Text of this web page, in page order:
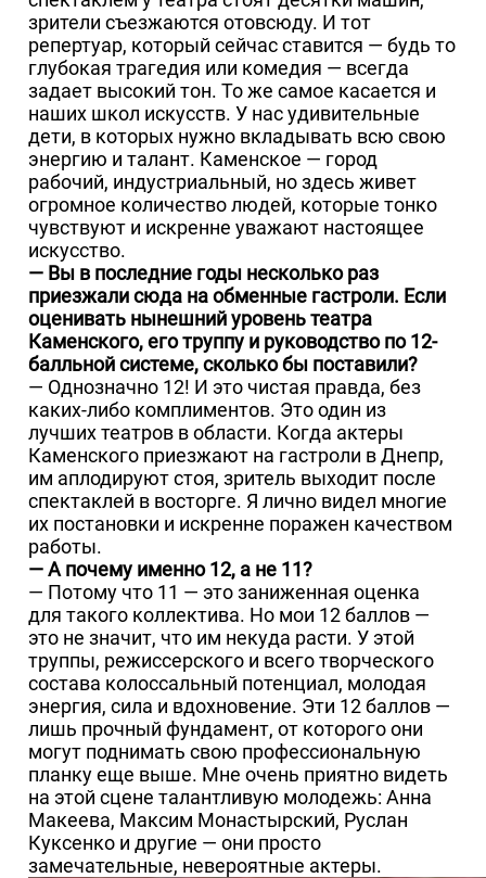
зрители съезжаются отовсюду. И тот
репертуар, который сейчас ставится — будь то
глубокая трагедия или комедия — всегда
задает высокий тон. То же самое касается и
наших школ искусств. У нас удивительные
дети, в которых нужно вкладывать всю свою
энергию и талант. Каменское — город
рабочий, индустриальный, но здесь живет
огромное количество людей, которые тонко
чувствуют и искренне уважают настоящее
искусство.
— Вы в последние годы несколько раз
приезжали сюда на обменные гастроли. Если
оценивать нынешний уровень театра
Каменского, его труппу и руководство по 12-
балльной системе, сколько бы поставили?
— Однозначно 12! И это чистая правда, без
каких-либо комплиментов. Это один из
лучших театров в области. Когда актеры
Каменского приезжают на гастроли в Днепр,
им аплодируют стоя, зритель выходит после
спектаклей в восторге. Я лично видел многие
их постановки и искренне поражен качеством
работы.
— А почему именно 12, а не 11?
— Потому что 11 — это заниженная оценка
для такого коллектива. Но мои 12 баллов —
это не значит, что им некуда расти. У этой
труппы, режиссерского и всего творческого
состава колоссальный потенциал, молодая
энергия, сила и вдохновение. Эти 12 баллов —
лишь прочный фундамент, от которого они
могут поднимать свою профессиональную
планку еще выше. Мне очень приятно видеть
на этой сцене талантливую молодежь: Анна
Макеева, Максим Монастырский, Руслан
Куксенко и другие — они просто
замечательные, невероятные актеры.